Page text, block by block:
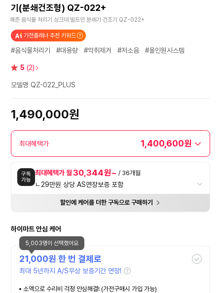
기(분쇄건조형) QZ-022+
쾌존 음식물 처리기 싱크대 빌트인 분쇄기 건조기 QZ-022+
가전플래너 추천 키워드
#음식물처리기 #대용량 #악취제거 #저소음 #올인원시스템
별 5 (2)
모델명 QZ-022_PLUS
1,490,000원
최대혜택가 1,400,600원
구독
가능
최대혜택가 월30,344원~ / 36개월
ㄴ29만원 상당 AS연장보증 포함
할인에 케어를 더한 구독으로 구매하기
하이마트 안심 케어
21,000원 한 번 결제로
최대 5년까지 A/S무상 보증기간 연장!
소액으로 수리비 걱정 안심해결! (가전구매시 가입 가능)
5,003명이 선택했어요